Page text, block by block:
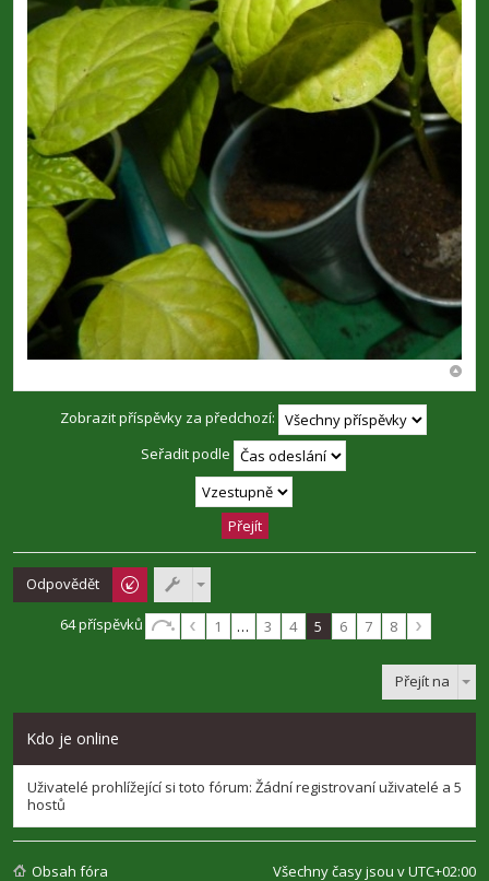
Zobrazit příspěvky za předchozí:
Seřadit podle
Odpovědět
64 příspěvků 1 … 3 4 5 6 7 8
Přejít na
Kdo je online
Uživatelé prohlížející si toto fórum: Žádní registrovaní uživatelé a 5
hostů
Obsah fóra Všechny časy jsou vUTC+02:00